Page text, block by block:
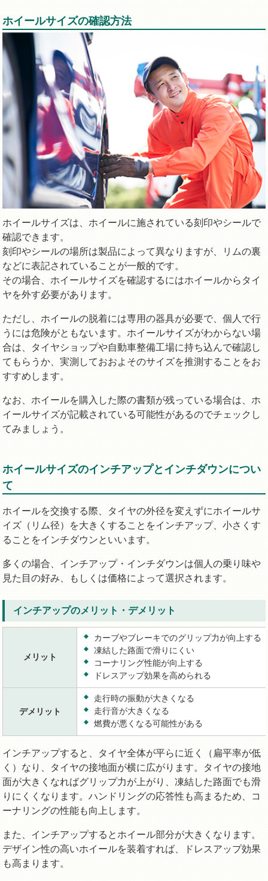
ホイールサイズの確認方法
ホイールサイズは、ホイールに施されている刻印やシールで
確認できます。
刻印やシールの場所は製品によって異なりますが、リムの裏
などに表記されていることが一般的です。
その場合、ホイールサイズを確認するにはホイールからタイ
ヤを外す必要があります。
ただし、ホイールの脱着には専用の器具が必要で、個人で行
うには危険がともないます。ホイールサイズがわからない場
合は、タイヤショップや自動車整備工場に持ち込んで確認し
てもらうか、実測しておおよそのサイズを推測することをお
すすめします。
なお、ホイールを購入した際の書類が残っている場合は、ホ
イールサイズが記載されている可能性があるのでチェックし
てみましょう。
ホイールサイズのインチアップとインチダウンについ
て
ホイールを交換する際、タイヤの外径を変えずにホイールサ
イズ（リム径）を大きくすることをインチアップ、小さくす
ることをインチダウンといいます。
多くの場合、インチアップ・インチダウンは個人の乗り味や
見た目の好み、もしくは価格によって選択されます。
インチアップのメリット・デメリット
メリット
カーブやブレーキでのグリップ力が向上する
凍結した路面で滑りにくい
コーナリング性能が向上する
ドレスアップ効果を高められる
デメリット
走行時の振動が大きくなる
走行音が大きくなる
燃費が悪くなる可能性がある
インチアップすると、タイヤ全体が平らに近く（扁平率が低
く）なり、タイヤの接地面が横に広がります。タイヤの接地
面が大きくなればグリップ力が上がり、凍結した路面でも滑
りにくくなります。ハンドリングの応答性も高まるため、コ
ーナリングの性能も向上します。
また、インチアップするとホイール部分が大きくなります。
デザイン性の高いホイールを装着すれば、ドレスアップ効果
も高まります。